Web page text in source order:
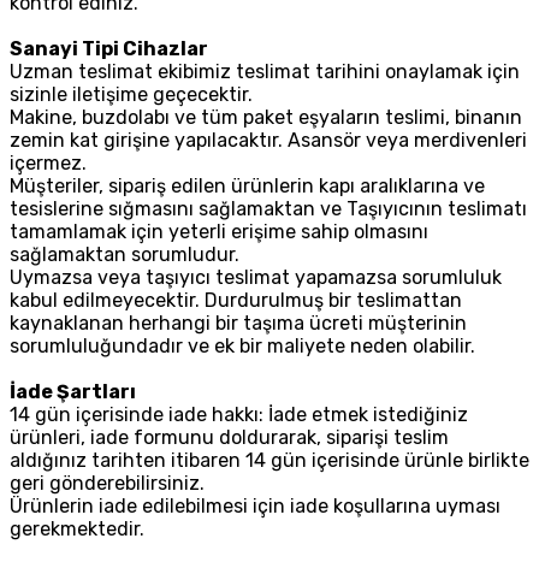
Sanayi Tipi Cihazlar
Uzman teslimat ekibimiz teslimat tarihini onaylamak için
sizinle iletişime geçecektir.
Makine, buzdolabı ve tüm paket eşyaların teslimi, binanın
zemin kat girişine yapılacaktır. Asansör veya merdivenleri
içermez.
Müşteriler, sipariş edilen ürünlerin kapı aralıklarına ve
tesislerine sığmasını sağlamaktan ve Taşıyıcının teslimatı
tamamlamak için yeterli erişime sahip olmasını
sağlamaktan sorumludur.
Uymazsa veya taşıyıcı teslimat yapamazsa sorumluluk
kabul edilmeyecektir. Durdurulmuş bir teslimattan
kaynaklanan herhangi bir taşıma ücreti müşterinin
sorumluluğundadır ve ek bir maliyete neden olabilir.
İade Şartları
14 gün içerisinde iade hakkı: İade etmek istediğiniz
ürünleri, iade formunu doldurarak, siparişi teslim
aldığınız tarihten itibaren 14 gün içerisinde ürünle birlikte
geri gönderebilirsiniz.
Ürünlerin iade edilebilmesi için iade koşullarına uyması
gerekmektedir.